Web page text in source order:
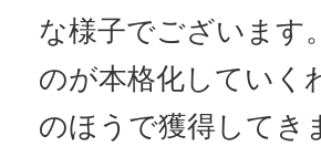
な様子でございます
のが本格化していく
のほうで獲得してき